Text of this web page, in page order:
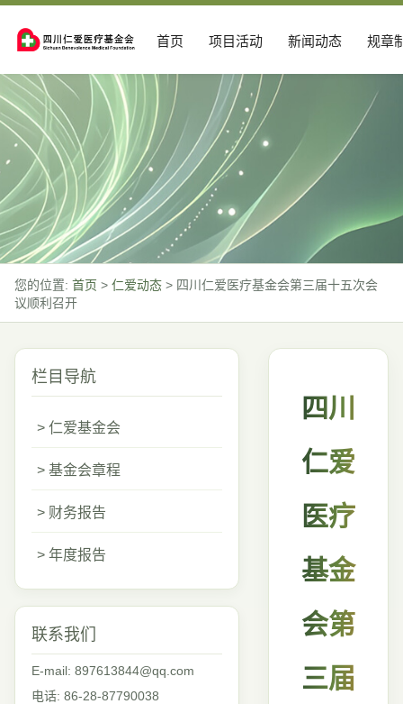
首页 项目活动 新闻动态 规章
您的位置: 首页 > 仁爱动态 > 四川仁爱医疗基金会第三届十五次会
议顺利召开
栏目导航
> 仁爱基金会
> 基金会章程
> 财务报告
> 年度报告
联系我们
E-mail: 897613844@qq.com
电话: 86-28-87790038
四川
仁爱
医疗
基金
会第
三届